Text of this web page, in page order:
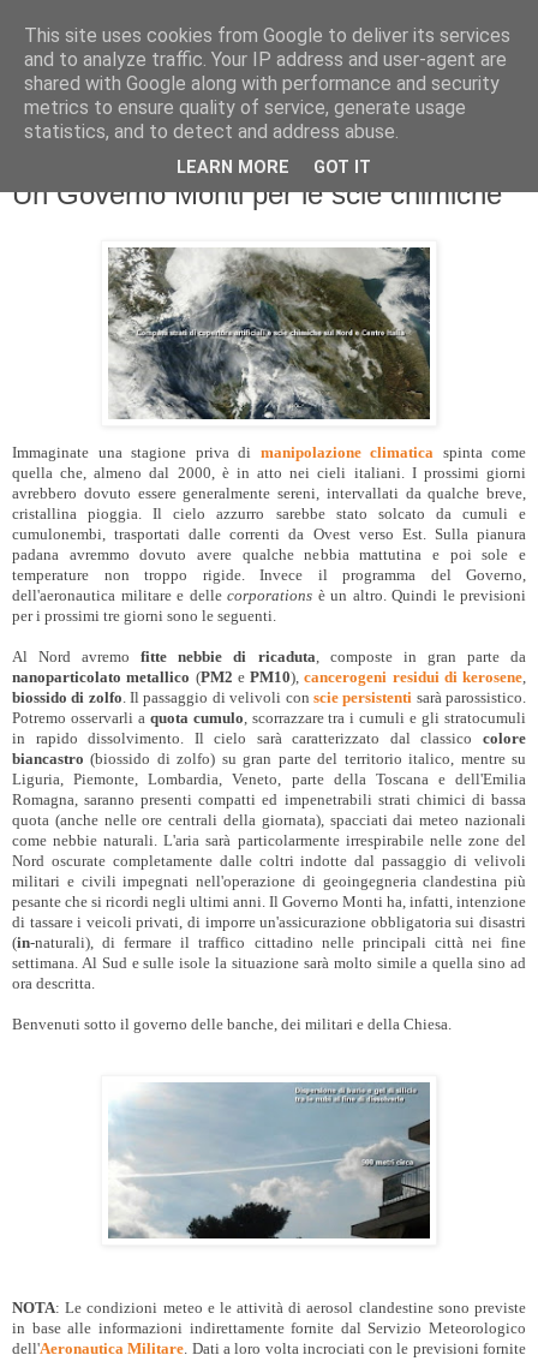
Un Governo Monti per le scie chimiche
Immaginate una stagione priva di manipolazione climatica spinta come
quella che, almeno dal 2000, è in atto nei cieli italiani. I prossimi giorni
avrebbero dovuto essere generalmente sereni, intervallati da qualche breve,
cristallina pioggia. Il cielo azzurro sarebbe stato solcato da cumuli e
cumulonembi, trasportati dalle correnti da Ovest verso Est. Sulla pianura
padana avremmo dovuto avere qualche nebbia mattutina e poi sole e
temperature non troppo rigide. Invece il programma del Governo,
dell'aeronautica militare e delle corporations è un altro. Quindi le previsioni
per i prossimi tre giorni sono le seguenti.
Al Nord avremofitte nebbie di ricaduta, composte in gran parte da
nanoparticolato metallico (PM2 e PM10),cancerogeni residui di kerosene,
biossido di zolfo. Il passaggio di velivoli con scie persistenti sarà parossistico.
Potremo osservarli a quota cumulo, scorrazzare tra i cumuli e gli stratocumuli
in rapido dissolvimento. Il cielo sarà caratterizzato dal classico colore
biancastro(biossido di zolfo) su gran parte del territorio italico, mentre su
Liguria, Piemonte, Lombardia, Veneto, parte della Toscana e dell'Emilia
Romagna, saranno presenti compatti ed impenetrabili strati chimici di bassa
quota (anche nelle ore centrali della giornata), spacciati dai meteo nazionali
come nebbie naturali. L'aria sarà particolarmente irrespirabile nelle zone del
Nord oscurate completamente dalle coltri indotte dal passaggio di velivoli
militari e civili impegnati nell'operazione di geoingegneria clandestina più
pesante che si ricordi negli ultimi anni. Il Governo Monti ha, infatti, intenzione
di tassare i veicoli privati, di imporre un'assicurazione obbligatoria sui disastri
(in-naturali), di fermare il traffico cittadino nelle principali città nei fine
settimana. Al Sud e sulle isole la situazione sarà molto simile a quella sino ad
ora descritta.
Benvenuti sotto il governo delle banche, dei militari e della Chiesa.
NOTA: Le condizioni meteo e le attività di aerosol clandestine sono previste
in base alle informazioni indirettamente fornite dal Servizio Meteorologico
dell'Aeronautica Militare. Dati a loro volta incrociati con le previsioni fornite
This site uses cookies from Google to deliver its services
and to analyze traffic. Your IP address and user-agent are
shared with Google along with performance and security
metrics to ensure quality of service, generate usage
statistics, and to detect and address abuse.
LEARN MORE GOT IT